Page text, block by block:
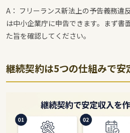
A： フリーランス新法上の予告義務違
は中小企業庁に申告できます。まず書
た旨を確認してください。
継続契約は5つの仕組みで安